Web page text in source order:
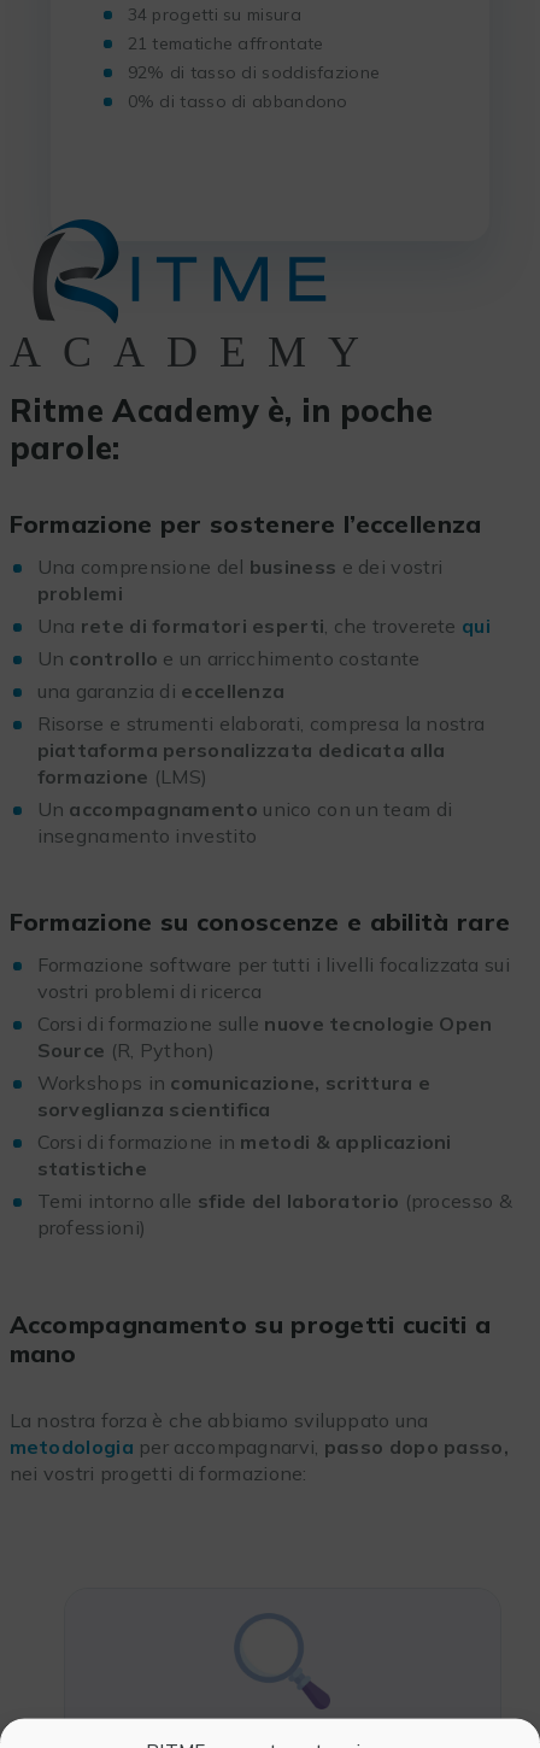
34 progetti su misura
21 tematiche affrontate
92% di tasso di soddisfazione
0% di tasso di abbandono
Ritme Academy è, in poche
parole:
Formazione per sostenere l’eccellenza
Una comprensione del business e dei vostri
problemi
Una rete di formatori esperti , che troverete qui
Un controllo e un arricchimento costante
una garanzia di eccellenza
Risorse e strumenti elaborati, compresa la nostra
piattaforma personalizzata dedicata alla
formazione (LMS)
Un accompagnamento unico con un team di
insegnamento investito
Formazione su conoscenze e abilità rare
Formazione software per tutti i livelli focalizzata sui
vostri problemi di ricerca
Corsi di formazione sulle nuove tecnologie Open
Source (R, Python)
Workshops in comunicazione, scrittura e
sorveglianza scientifica
Corsi di formazione in metodi & applicazioni
statistiche
Temi intorno alle sfide del laboratorio (processo &
professioni)
Accompagnamento su progetti cuciti a
mano
La nostra forza è che abbiamo sviluppato una
metodologia per accompagnarvi, passo dopo passo,
nei vostri progetti di formazione: